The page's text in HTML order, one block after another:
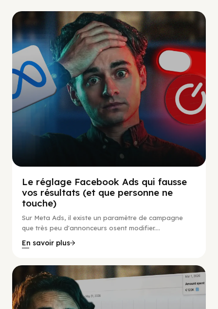
Social Scaling
Le réglage Facebook Ads qui fausse
vos résultats (et que personne ne
touche)
Sur Meta Ads, il existe un paramètre de campagne
que très peu d'annonceurs osent modifier....
En savoir plus